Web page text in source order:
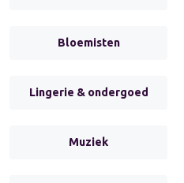
Bloemisten
Lingerie & ondergoed
Muziek